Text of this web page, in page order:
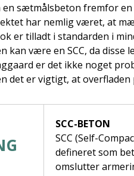
sætmålsbeton fremfor en
har nemlig været, at
er tilladt i standarden i
kan være en SCC, da disse
er det ikke noget
det er vigtigt, at
SCC-BETON
SCC (Self-
defineret som
omslutter